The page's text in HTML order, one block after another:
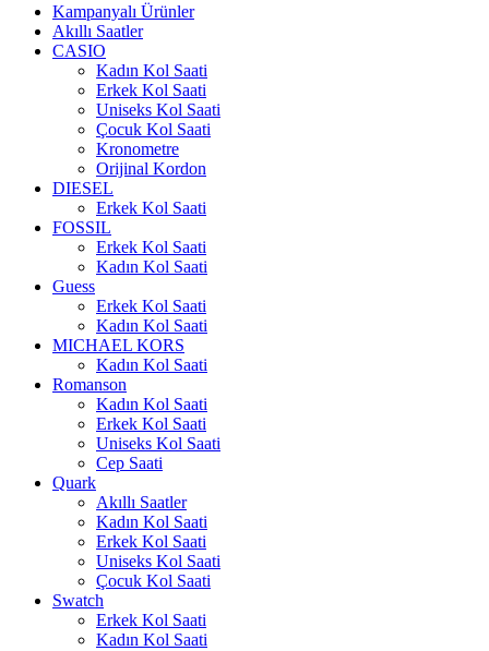
Kampanyalı Ürünler
Akıllı Saatler
CASIO
Kadın Kol Saati
Erkek Kol Saati
Uniseks Kol Saati
Çocuk Kol Saati
Kronometre
Orijinal Kordon
DIESEL
Erkek Kol Saati
FOSSIL
Erkek Kol Saati
Kadın Kol Saati
Guess
Erkek Kol Saati
Kadın Kol Saati
MICHAEL KORS
Kadın Kol Saati
Romanson
Kadın Kol Saati
Erkek Kol Saati
Uniseks Kol Saati
Cep Saati
Quark
Akıllı Saatler
Kadın Kol Saati
Erkek Kol Saati
Uniseks Kol Saati
Çocuk Kol Saati
Swatch
Erkek Kol Saati
Kadın Kol Saati